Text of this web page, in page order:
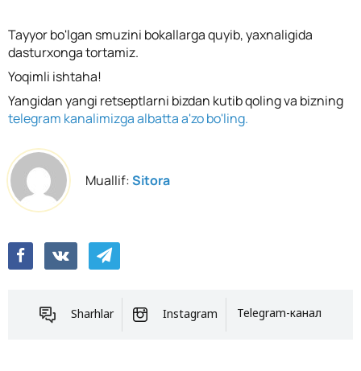
Tayyor bo'lgan smuzini bokallarga quyib, yaxnaligida
dasturxonga tortamiz.
Yoqimli ishtaha!
Yangidan yangi retseptlarni bizdan kutib qoling va bizning
telegram kanalimizga albatta a'zo bo'ling.
Muallif:Sitora
Sharhlar Instagram Telegram-канал